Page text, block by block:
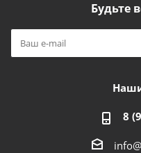
Будьте
8